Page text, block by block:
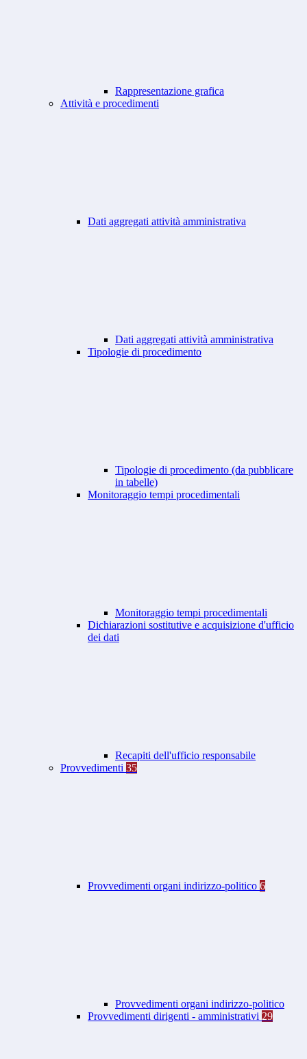
Rappresentazione grafica
Attività e procedimenti
Dati aggregati attività amministrativa
Dati aggregati attività amministrativa
Tipologie di procedimento
Tipologie di procedimento (da pubblicare
in tabelle)
Monitoraggio tempi procedimentali
Monitoraggio tempi procedimentali
Dichiarazioni sostitutive e acquisizione d'ufficio
dei dati
Recapiti dell'ufficio responsabile
Provvedimenti 35
Provvedimenti organi indirizzo-politico 6
Provvedimenti organi indirizzo-politico
Provvedimenti dirigenti - amministrativi 29